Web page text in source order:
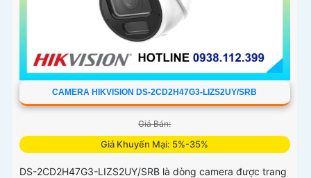
CAMERA HIKVISION DS-2CD2H47G3-LIZS2UY/SRB
Giá Bán:
Giá Khuyến Mại: 5%-35%
DS-2CD2H47G3-LIZS2UY/SRB là dòng camera được trang